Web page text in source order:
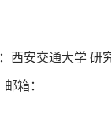
西安交通大学研
邮箱：